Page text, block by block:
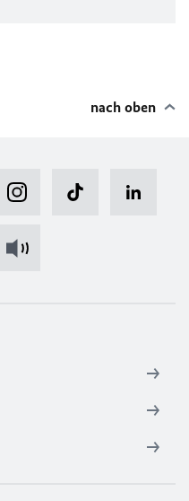
nach oben